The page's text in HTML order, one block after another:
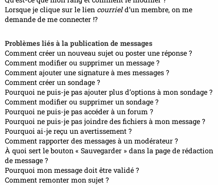
Lorsque je clique sur le lien courrield’un membre, on me
demande de me connecter !?
Problèmes liés à la publication de messages
Comment créer un nouveau sujet ou poster une réponse ?
Comment modifier ou supprimer un message ?
Comment ajouter une signature à mes messages ?
Comment créer un sondage ?
Pourquoi ne puis-je pas ajouter plus d’options à mon sondage ?
Comment modifier ou supprimer un sondage ?
Pourquoi ne puis-je pas accéder à un forum ?
Pourquoi ne puis-je pas joindre des fichiers à mon message ?
Pourquoi ai-je reçu un avertissement ?
Comment rapporter des messages à un modérateur ?
À quoi sert le bouton « Sauvegarder » dans la page de rédaction
de message ?
Pourquoi mon message doit être validé ?
Comment remonter mon sujet ?